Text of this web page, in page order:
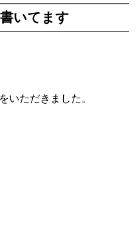
いてます
いただきました。